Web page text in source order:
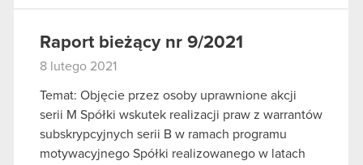
Raport bieżący nr 9/2021
8 lutego 2021
Temat: Objęcie przez osoby uprawnione akcji
serii M Spółki wskutek realizacji praw z warrantów
subskrypcyjnych serii B w ramach programu
motywacyjnego Spółki realizowanego w latach